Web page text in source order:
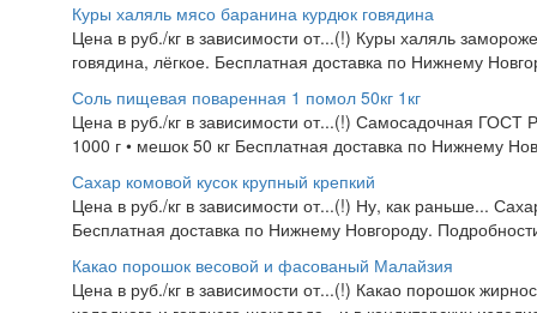
Куры халяль мясо баранина курдюк говядина
Цена в руб./кг в зависимости от...(!) Куры халяль
говядина, лёгкое. Бесплатная доставка по Нижнему
Соль пищевая поваренная 1 помол 50кг 1кг
Цена в руб./кг в зависимости от...(!) Самосадочная
1000 г • мешок 50 кг Бесплатная доставка по Нижнему
Сахар комовой кусок крупный крепкий
Цена в руб./кг в зависимости от...(!) Ну, как раньше...
Бесплатная доставка по Нижнему Новгороду.
Какао порошок весовой и фасованый Малайзия
Цена в руб./кг в зависимости от...(!) Какао порошок